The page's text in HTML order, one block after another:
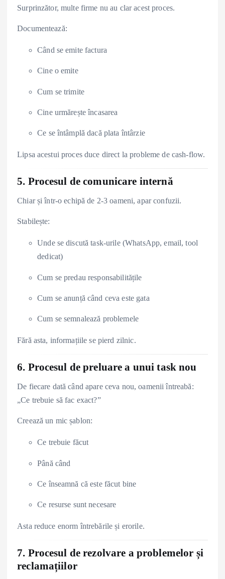
Surprinzător, multe firme nu au clar acest proces.
Documentează:
Când se emite factura
Cine o emite
Cum se trimite
Cine urmărește încasarea
Ce se întâmplă dacă plata întârzie
Lipsa acestui proces duce direct la probleme de cash-flow.
5. Procesul de comunicare internă
Chiar și într-o echipă de 2-3 oameni, apar confuzii.
Stabilește:
Unde se discută task-urile (WhatsApp, email, tool
dedicat)
Cum se predau responsabilitățile
Cum se anunță când ceva este gata
Cum se semnalează problemele
Fără asta, informațiile se pierd zilnic.
6. Procesul de preluare a unui task nou
De fiecare dată când apare ceva nou, oamenii întreabă:
„Ce trebuie să fac exact?”
Creează un mic șablon:
Ce trebuie făcut
Până când
Ce înseamnă că este făcut bine
Ce resurse sunt necesare
Asta reduce enorm întrebările și erorile.
7. Procesul de rezolvare a problemelor și
reclamațiilor